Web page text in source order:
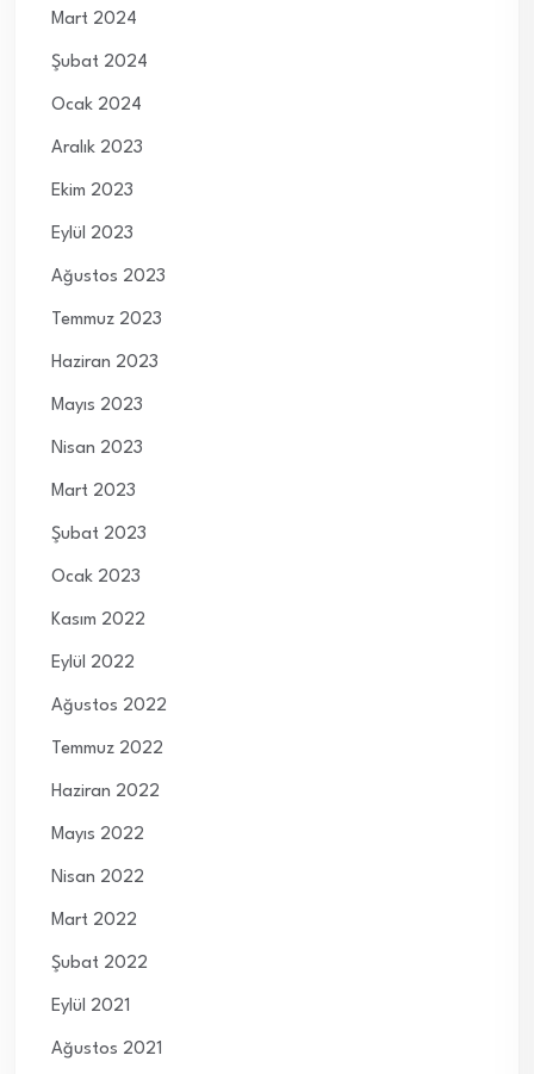
Mart 2024
Şubat 2024
Ocak 2024
Aralık 2023
Ekim 2023
Eylül 2023
Ağustos 2023
Temmuz 2023
Haziran 2023
Mayıs 2023
Nisan 2023
Mart 2023
Şubat 2023
Ocak 2023
Kasım 2022
Eylül 2022
Ağustos 2022
Temmuz 2022
Haziran 2022
Mayıs 2022
Nisan 2022
Mart 2022
Şubat 2022
Eylül 2021
Ağustos 2021